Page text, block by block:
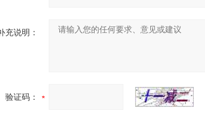
充说明：
验证码：